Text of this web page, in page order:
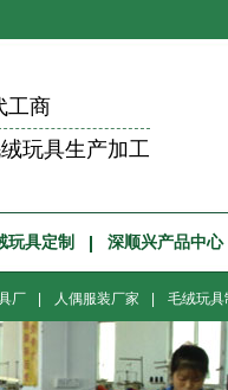
工商
玩具生产加工
玩具定制 深顺兴产品中心
厂 人偶服装厂家 毛绒玩具